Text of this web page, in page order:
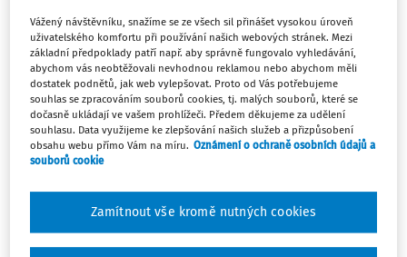
Student jako OSVČ a pojištění
Pokud student podniká jako OSVČ, pro účely pojištění
se vykazuje jako podnikání na vedlejší činnost. V
případě, že ukončí studium např. 27. 4. 2026, tak měsíc
duben 2026 se bude v přehledech na zdravotní a
sociální pojištění uvádět jako vedlejší činnost ...
Ing. Antonín Daněk
EXPERTNÍ ODPOVĚDI
Vážený návštěvníku, snažíme se ze všech sil přinášet vysokou úroveň
uživatelského komfortu při používání našich webových stránek. Mezi
základní předpoklady patří např. aby správně fungovalo vyhledávání,
abychom vás neobtěžovali nevhodnou reklamou nebo abychom měli
dostatek podnětů, jak web vylepšovat. Proto od Vás potřebujeme
souhlas se zpracováním souborů cookies, tj. malých souborů, které se
dočasně ukládají ve vašem prohlížeči. Předem děkujeme za udělení
souhlasu. Data využijeme ke zlepšování našich služeb a přizpůsobení
obsahu webu přímo Vám na míru. Oznámení o ochraně osobních údajů a
souborů cookie
Zamítnout vše kromě nutných cookies